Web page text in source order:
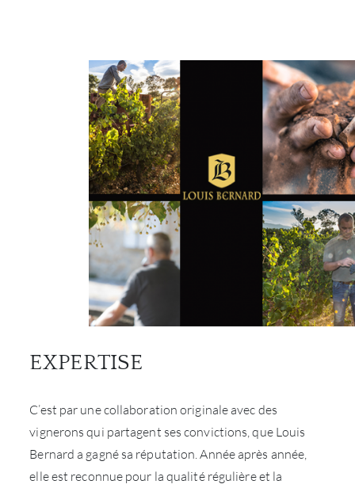
EXPERTISE
C’est par une collaboration originale avec des
vignerons qui partagent ses convictions, que Louis
Bernard a gagné sa réputation. Année après année,
elle est reconnue pour la qualité régulière et la